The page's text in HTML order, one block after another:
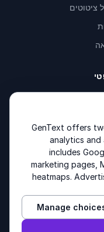
ציטוטים
Terms of
Other
GenText offers
analytics and
includes
marketing pages,
heatmaps.
Manage